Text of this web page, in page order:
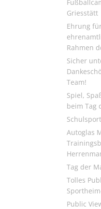
Griesstätt
Ehrung
Rahmen
Sicher
Team!
Spiel,
beim Tag
Autoglas
Tag der
Tolles
Public